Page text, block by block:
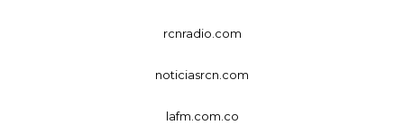
rcnradio.com
noticiasrcn.com
lafm.com.co